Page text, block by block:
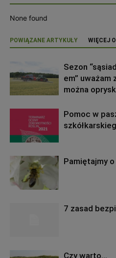
None found
POWIĄZANE ARTYKUŁY WIĘCEJ
Sezon
em” uważam
można
Pomoc w
Pamiętajmy
7 zasad
Czy warto…